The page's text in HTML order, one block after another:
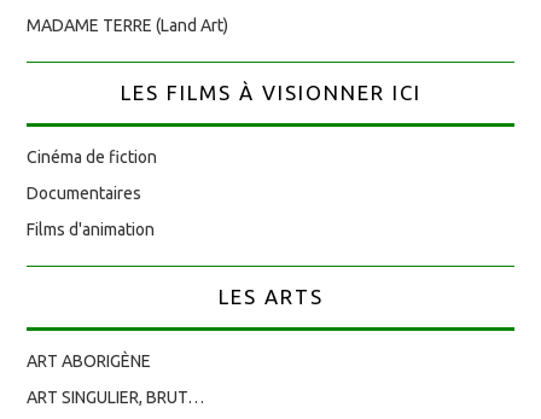
MADAME TERRE (Land Art)
LES FILMS À VISIONNER ICI
Cinéma de fiction
Documentaires
Films d'animation
LES ARTS
ART ABORIGÈNE
ART SINGULIER, BRUT…